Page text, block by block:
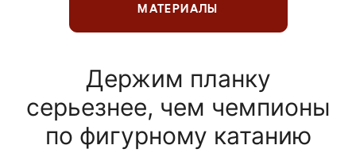
МАТЕРИАЛЫ
Держим планку
серьезнее, чем чемпионы
по фигурному катанию